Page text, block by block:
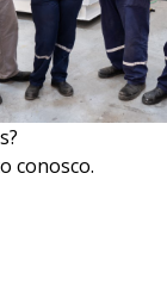
conosco.